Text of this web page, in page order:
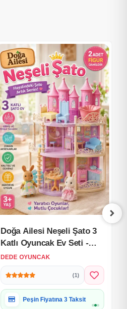
Doğa Ailesi Neşeli Şato 3
Katlı Oyuncak Ev Seti -
Sylvanian Uyumlu Oyun
Evi
DEDE OYUNCAK
(1)
Hediye Paketine Uygun